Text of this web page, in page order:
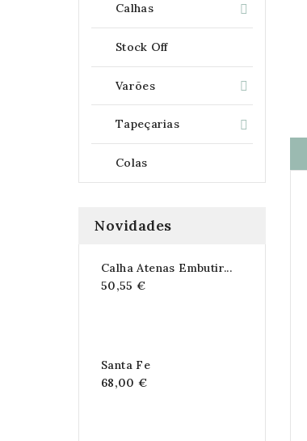

Calhas
Stock Off

Varões

Tapeçarias
Colas
Novidades
Calha Atenas Embutir...
50,55 €
Santa Fe
68,00 €